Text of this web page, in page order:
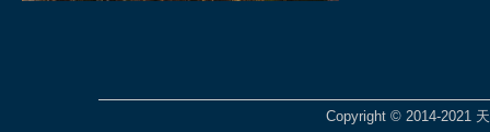
Copyright © 2014-2021